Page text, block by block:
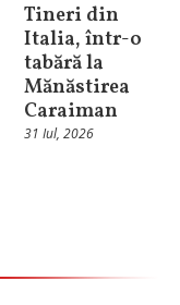
Tineri din
Italia, într-o
tabără la
Mănăstirea
Caraiman
31 Iul, 2026